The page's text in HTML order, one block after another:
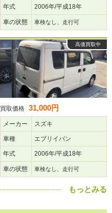
年式 2006年/平成18年
車の状態 車検なし、走行可
高価買取中
買取価格 31,000円
メーカー スズキ
車種 エブリイバン
年式 2006年/平成18年
車の状態 車検なし、走行可
もっとみる